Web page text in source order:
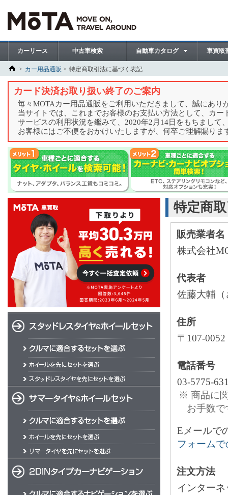
カーリース 中古車検索 自動車カタログ 車買取
カー用品通販 特定商取引法に基づく表記
カード決済お取り扱い終了のご案内
毎々MOTAカー用品通販をご利用いただきまして、誠にあり
当サイトでは、これまでお客様のお支払い方法として、カ
サービスの利用状況を鑑みて、2020年2月14日をもちまし
お客様にはご不便をおかけいたしますが、何卒ご理解賜りま
特定商
販売業者名
株式会社
代表者
佐藤大輔
住所
〒107-
電話番号
03-5775-
※ 商品に
お手数
Eメールで
フォーム
注文方法
インターネ